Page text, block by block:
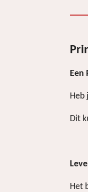
Heb
Dit
Het